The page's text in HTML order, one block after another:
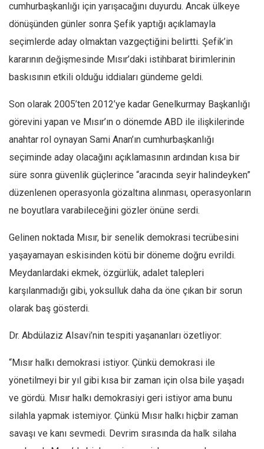
cumhurbaşkanlığı için yarışacağını duyurdu. Ancak ülkeye
dönüşünden günler sonra Şefik yaptığı açıklamayla
seçimlerde aday olmaktan vazgeçtiğini belirtti. Şefik’in
kararının değişmesinde Mısır’daki istihbarat birimlerinin
baskısının etkili olduğu iddiaları gündeme geldi.
Son olarak 2005’ten 2012’ye kadar Genelkurmay Başkanlığı
görevini yapan ve Mısır’ın o dönemde ABD ile ilişkilerinde
anahtar rol oynayan Sami Anan’ın cumhurbaşkanlığı
seçiminde aday olacağını açıklamasının ardından kısa bir
süre sonra güvenlik güçlerince “aracında seyir halindeyken”
düzenlenen operasyonla gözaltına alınması, operasyonların
ne boyutlara varabileceğini gözler önüne serdi.
Gelinen noktada Mısır, bir senelik demokrasi tecrübesini
yaşayamayan eskisinden kötü bir döneme doğru evrildi.
Meydanlardaki ekmek, özgürlük, adalet talepleri
karşılanmadığı gibi, yoksulluk daha da öne çıkan bir sorun
olarak baş gösterdi.
Dr. Abdülaziz Alsavi’nin tespiti yaşananları özetliyor:
“Mısır halkı demokrasi istiyor. Çünkü demokrasi ile
yönetilmeyi bir yıl gibi kısa bir zaman için olsa bile yaşadı
ve gördü. Mısır halkı demokrasiyi geri istiyor ama bunu
silahla yapmak istemiyor. Çünkü Mısır halkı hiçbir zaman
savaşı ve kanı sevmedi. Devrim sırasında da halk silaha